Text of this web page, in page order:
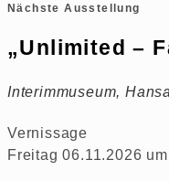
Nächste Ausstellung
„Unlimited –
Interimmuseum,
Vernissage
Freitag 06.11.2026